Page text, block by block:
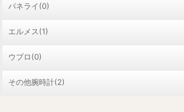
パネライ(0)
エルメス(1)
ウブロ(0)
その他腕時計(2)